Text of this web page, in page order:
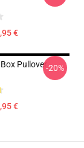
€
Pullover
€
-20%